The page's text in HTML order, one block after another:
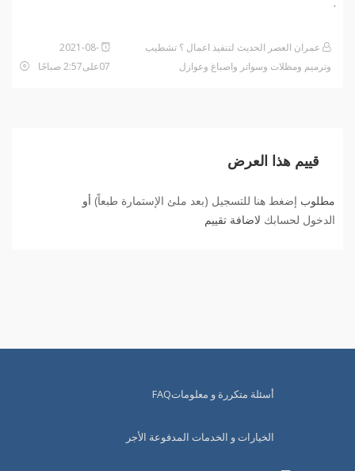
عمران العصر الحديث لتنفيذ اعمال ؟ تشطيب
وترميم ومظلات وسواتر واصباغ وعوازل
2021-08-
07على2:57 صباحًا
قييم هذا العرض
مطلوب إضغط هنا للتسجيل (بعد ملئ الإستمارة طبعاً) أو
الدخول لحسابك لاضافة تقييم
أسئلة متكررة و معلوماتFAQ
الخيارات و الخدمات المدفوعة الأجر